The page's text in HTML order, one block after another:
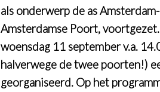
als onderwerp de as
Amsterdamse Poort,
woensdag 11 september v.a.
halverwege de twee poorten!)
georganiseerd. Op het